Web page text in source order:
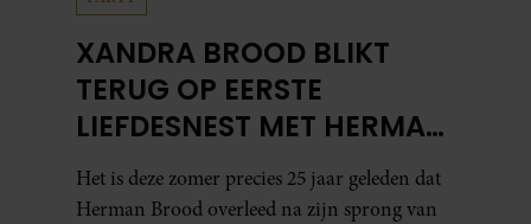
XANDRA BROOD BLIKT
TERUG OP EERSTE
LIEFDESNEST MET HERMAN
BROOD: “HIER IS LOLA
GEBOREN”
Het is deze zomer precies 25 jaar geleden dat
Herman Brood overleed na zijn sprong van